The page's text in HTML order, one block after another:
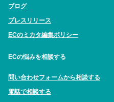
ブログ
プレスリリース
ECのミカタ編集ポリシー
ECの悩みを相談する
問い合わせフォームから相談する
電話で相談する